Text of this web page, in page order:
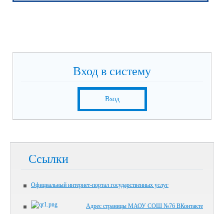
Вход в систему
Вход
Ссылки
Официальный интернет-портал государственных услуг
Адрес страницы МАОУ СОШ №76 ВКонтакте